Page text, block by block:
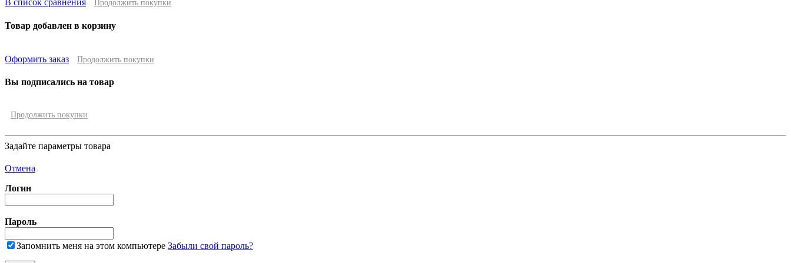
В список сравнения Продолжить покупки
Товар добавлен в корзину
Оформить заказ Продолжить покупки
Вы подписались на товар
Продолжить покупки
Задайте параметры товара
Отмена
Логин
Пароль
Запомнить меня на этом компьютере Забыли свой пароль?